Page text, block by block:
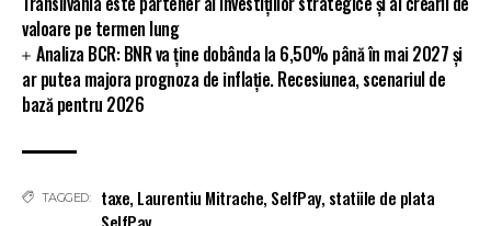
valoare pe termen lung
Analiza BCR: BNR va ține dobânda la 6,50% până în mai 2027 și
ar putea majora prognoza de inflație. Recesiunea, scenariul de
bază pentru 2026
TAGGED: taxe, Laurentiu Mitrache, SelfPay, statiile de plata